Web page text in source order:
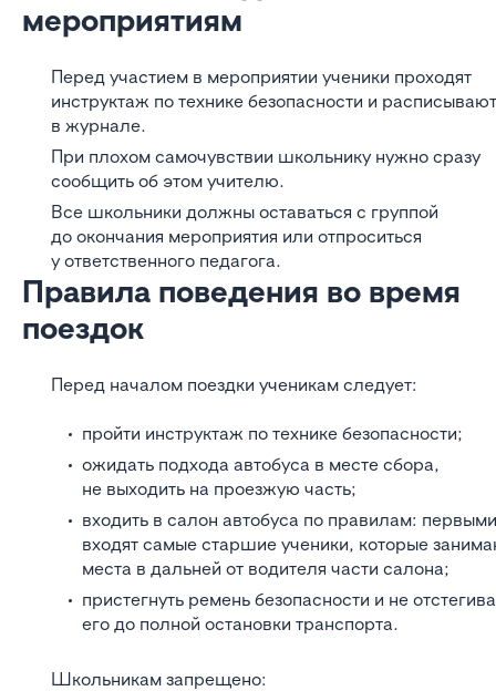
мероприятиям
Перед участием в мероприятии ученики проходят
инструктаж по технике безопасности и
в журнале.
При плохом самочувствии школьнику нужно сразу
сообщить об этом учителю.
Все школьники должны оставаться с группой
до окончания мероприятия или отпроситься
у ответственного педагога.
Правила поведения во время
поездок
Перед началом поездки ученикам следует:
пройти инструктаж по технике безопасности;
ожидать подхода автобуса в месте сбора,
не выходить на проезжую часть;
входить в салон автобуса по правилам: первыми
входят самые старшие ученики, которые
места в дальней от водителя части салона;
пристегнуть ремень безопасности и не
его до полной остановки транспорта.
Школьникам запрещено: